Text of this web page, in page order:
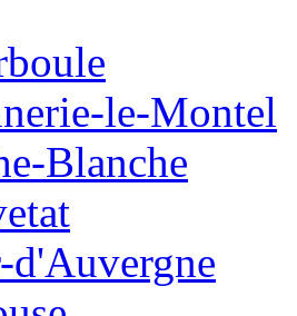
le-Montel
Blanche
d'Auvergne